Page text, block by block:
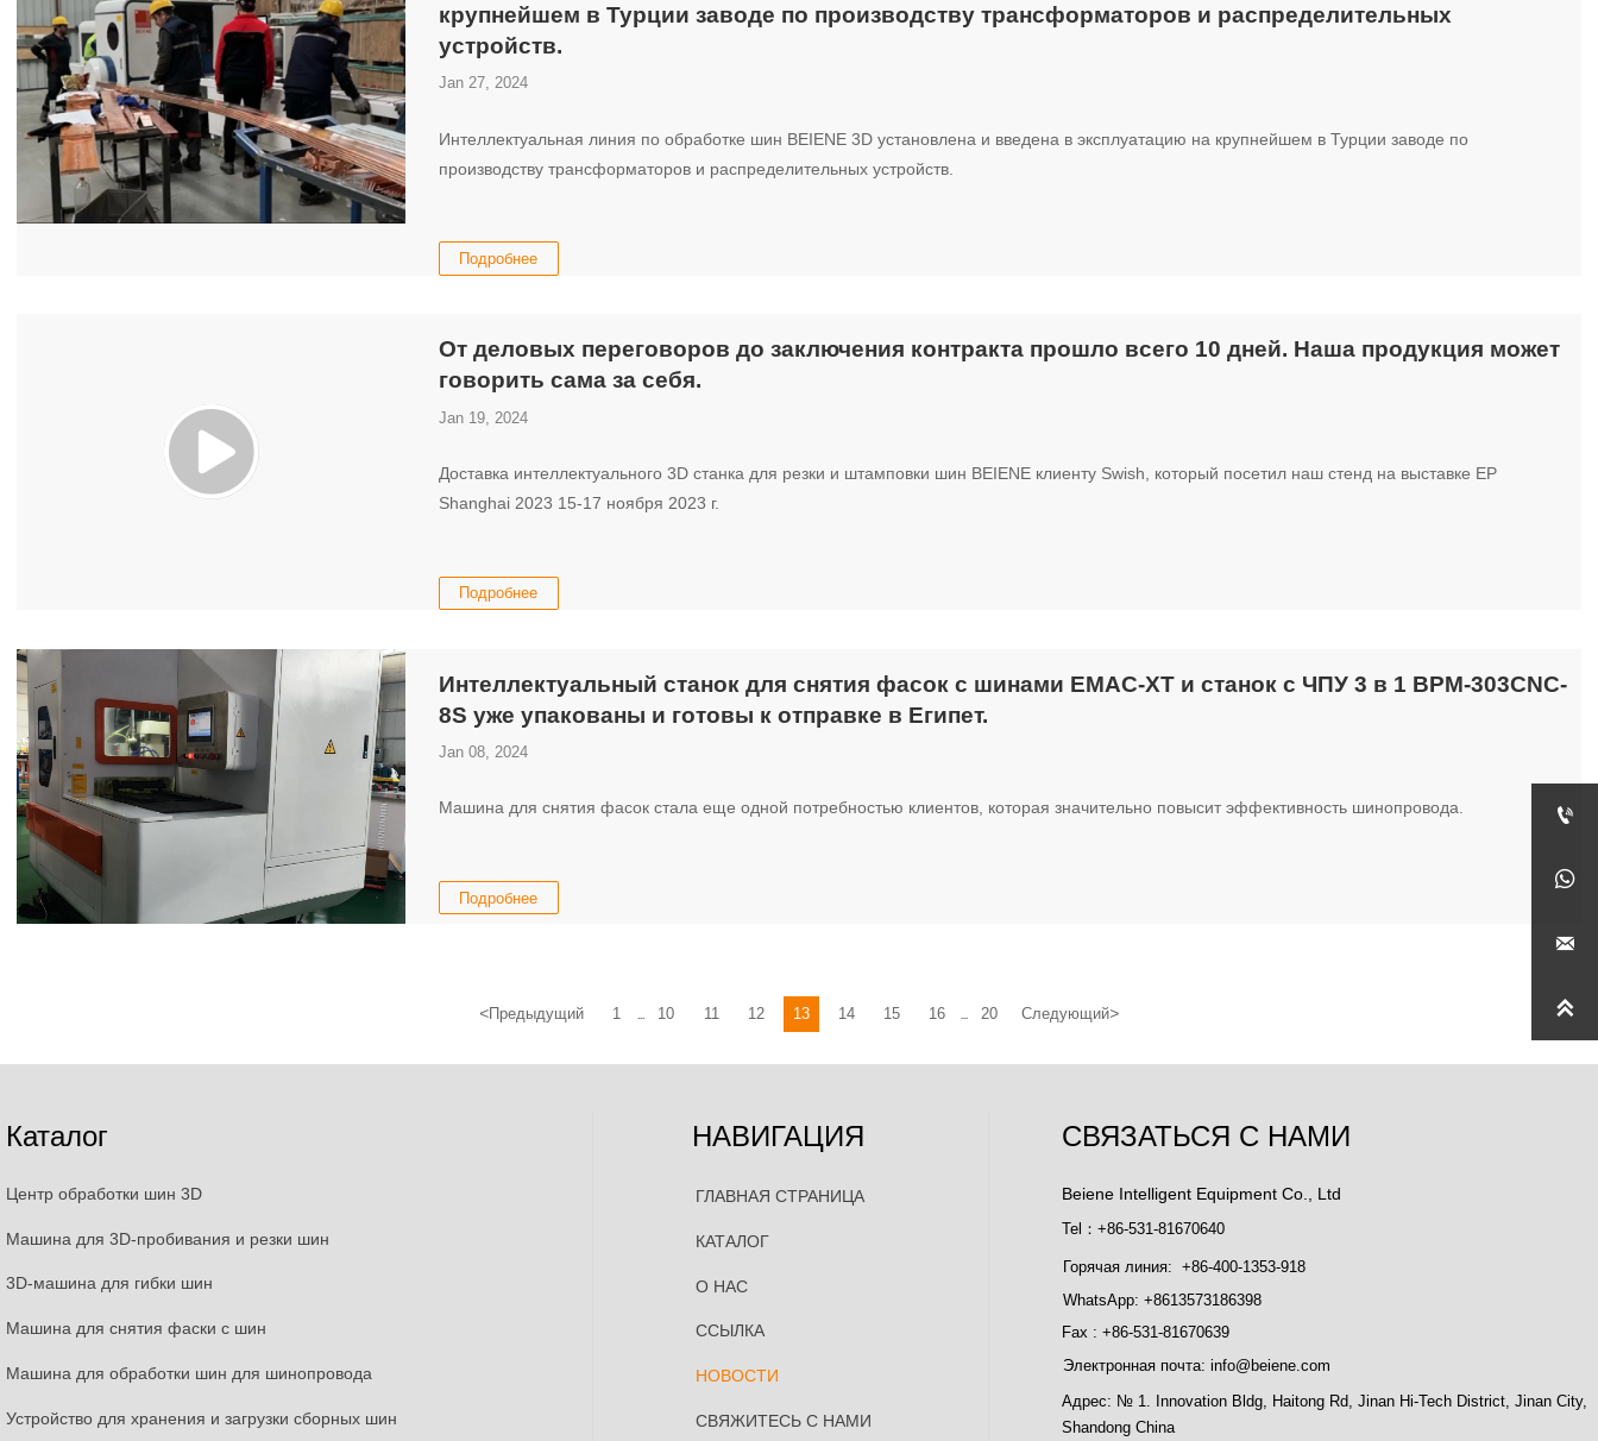
крупнейшем в Турции заводе по производству трансформаторов и распределительных
устройств.
Jan 27, 2024
Интеллектуальная линия по обработке шин BEIENE 3D установлена и введена в эксплуатацию на крупнейшем в Турции заводе по
производству трансформаторов и распределительных устройств.
Подробнее
От деловых переговоров до заключения контракта прошло всего 10 дней. Наша продукция может
говорить сама за себя.
Jan 19, 2024
Доставка интеллектуального 3D станка для резки и штамповки шин BEIENE клиенту Swish, который посетил наш стенд на выставке EP
Shanghai 2023 15-17 ноября 2023 г.
Подробнее
Интеллектуальный станок для снятия фасок с шинами EMAC-XT и станок с ЧПУ 3 в 1 BPM-303CNC-
8S уже упакованы и готовы к отправке в Египет.
Jan 08, 2024
Машина для снятия фасок стала еще одной потребностью клиентов, которая значительно повысит эффективность шинопровода.
Подробнее
<Предыдущий 1 ... 10 11 12 13 14 15 16 ... 20 Следующий>
Каталог
Центр обработки шин 3D
Машина для 3D-пробивания и резки шин
3D-машина для гибки шин
Машина для снятия фаски с шин
Машина для обработки шин для шинопровода
Устройство для хранения и загрузки сборных шин
НАВИГАЦИЯ
ГЛАВНАЯ СТРАНИЦА
КАТАЛОГ
О НАС
ССЫЛКА
НОВОСТИ
СВЯЖИТЕСЬ С НАМИ
СВЯЗАТЬСЯ С НАМИ
Beiene Intelligent Equipment Co., Ltd
Tel：+86-531-81670640
Горячая линия: +86-400-1353-918
WhatsApp: +8613573186398
Fax : +86-531-81670639
Электронная почта: info@beiene.com
Адрес: № 1. Innovation Bldg, Haitong Rd, Jinan Hi-Tech District, Jinan City,
Shandong China



